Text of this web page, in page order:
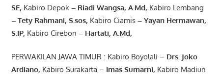
SE, Kabiro Depok – Riadi Wangsa, A.Md, Kabiro Lembang
– Tety Rahmani, S.sos, Kabiro Ciamis– Yayan Hermawan,
S.IP, Kabiro Cirebon – Hartati, A.Md,
PERWAKILAN JAWA TIMUR : Kabiro Boyolali – Drs. Joko
Ardiano, Kabiro Surakarta – Imas Sumarni, Kabiro Madiun